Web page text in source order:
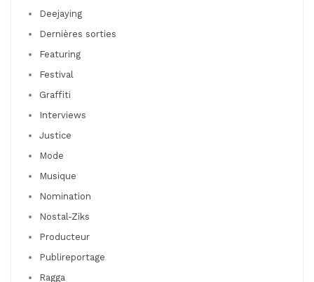
Deejaying
Dernières sorties
Featuring
Festival
Graffiti
Interviews
Justice
Mode
Musique
Nomination
Nostal-Ziks
Producteur
Publireportage
Ragga